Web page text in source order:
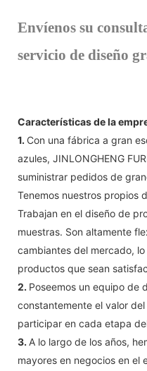
Envíenos su
servicio de diseño
Características de la
1. Con una fábrica a gran
azules, JINLONGHENG
suministrar pedidos de
Tenemos nuestros propios
Trabajan en el diseño de
muestras. Son altamente
cambiantes del mercado,
productos que sean
2. Poseemos un equipo de
constantemente el valor
participar en cada etapa
3. A lo largo de los años,
mayores en negocios en el